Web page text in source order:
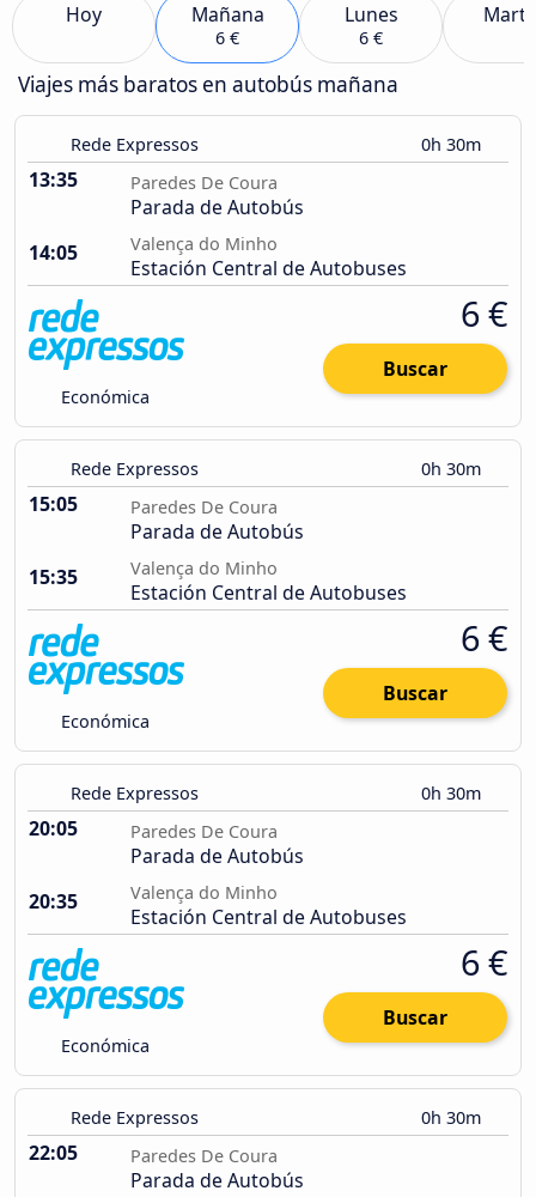
Hoy Mañana
6 €
Lunes
6 €
Viajes más baratos en autobús mañana
Rede Expressos 0h 30m
13:35 Paredes De Coura
Parada de Autobús
14:05
Valença do Minho
Estación Central de Autobuses
Económica
6 €
Buscar
Rede Expressos 0h 30m
15:05 Paredes De Coura
Parada de Autobús
15:35
Valença do Minho
Estación Central de Autobuses
Económica
6 €
Buscar
Rede Expressos 0h 30m
20:05 Paredes De Coura
Parada de Autobús
20:35
Valença do Minho
Estación Central de Autobuses
Económica
6 €
Buscar
Rede Expressos 0h 30m
22:05 Paredes De Coura
Parada de Autobús